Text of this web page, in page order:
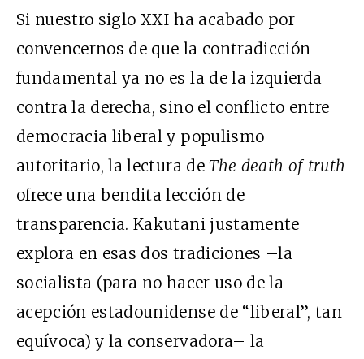
Si nuestro siglo XXI ha acabado por
convencernos de que la contradicción
fundamental ya no es la de la izquierda
contra la derecha, sino el conflicto entre
democracia liberal y populismo
autoritario, la lectura deThe death of truth
ofrece una bendita lección de
transparencia. Kakutani justamente
explora en esas dos tradiciones –la
socialista (para no hacer uso de la
acepción estadounidense de “liberal”, tan
equívoca) y la conservadora– la